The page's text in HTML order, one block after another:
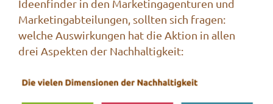
Ideenfinder in den Marketingagenturen und
Marketingabteilungen, sollten sich fragen:
welche Auswirkungen hat die Aktion in allen
drei Aspekten der Nachhaltigkeit: